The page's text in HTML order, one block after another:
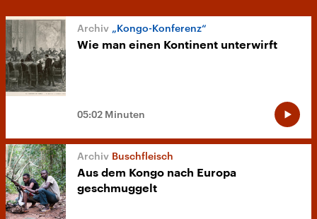
„Kongo-Konferenz“
Wie man einen Kontinent unterwirft
05:02 Minuten
Buschfleisch
Aus dem Kongo nach Europa
geschmuggelt